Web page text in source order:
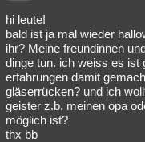
Spiritualität
Natur Umfragen
weitere Rubriken
Philosophie Träume
Astronomie
hi leute!
bald ist ja mal wieder
ihr? Meine freundinnen
dinge tun. ich weiss es ist
erfahrungen damit
gläserrücken? und ich
geister z.b. meinen opa
möglich ist?
thx bb